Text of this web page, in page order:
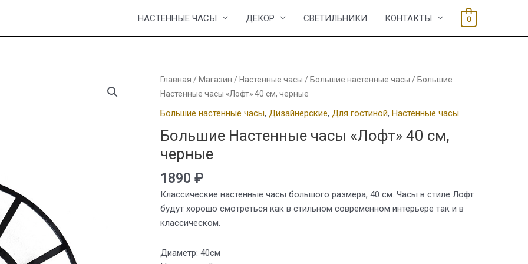
НАСТЕННЫЕ ЧАСЫ ДЕКОР СВЕТИЛЬНИКИ КОНТАКТЫ 0
Главная / Магазин / Настенные часы / Большие настенные часы / Большие
Настенные часы «Лофт» 40 см, черные
Большие настенные часы, Дизайнерские, Для гостиной, Настенные часы
Большие Настенные часы «Лофт» 40 см,
черные
1890 ₽
Классические настенные часы большого размера, 40 см. Часы в стиле Лофт
будут хорошо смотреться как в стильном современном интерьере так и в
классическом.
Диаметр: 40см